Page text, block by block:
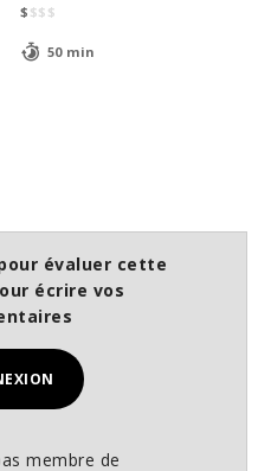
$ $$ $
50 min
évaluer cette
écrire vos
membre de